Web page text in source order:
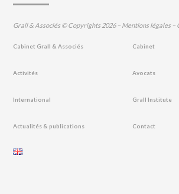
Grall & Associés © Copyrights 2026 – Mentions légales –
Cabinet Grall & Associés Cabinet
Activités Avocats
International Grall Institute
Actualités & publications Contact